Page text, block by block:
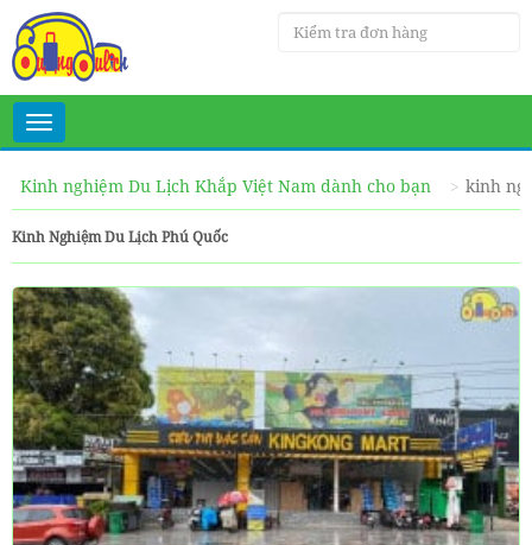
Toggle
navigation
Kinh nghiệm Du Lịch Khắp Việt Nam dành cho bạn
kinh
Kinh Nghiệm Du Lịch Phú Quốc